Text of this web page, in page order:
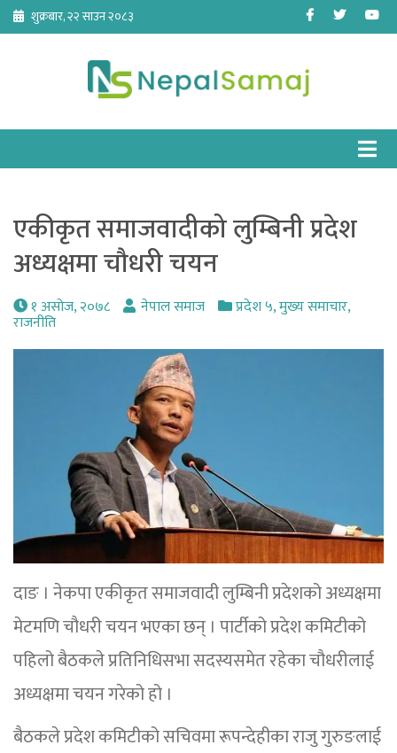
Skip
content
शुक्रबार, २२ साउन २०८३ Facebook
Twitter
एकीकृत समाजवादीको लुम्बिनी प्रदेश
अध्यक्षमा चौधरी चयन
१ असोज, २०७८ नेपाल समाज प्रदेश ५,मुख्य समाचार,
राजनीति
दाङ । नेकपा एकीकृत समाजवादी लुम्बिनी प्रदेशको अध्यक्षमा
मेटमणि चौधरी चयन भएका छन् । पार्टीको प्रदेश कमिटीको
पहिलो बैठकले प्रतिनिधिसभा सदस्यसमेत रहेका चौधरीलाई
अध्यक्षमा चयन गरेको हो ।
बैठकले प्रदेश कमिटीको सचिवमा रूपन्देहीका राजु गुरुङलाई